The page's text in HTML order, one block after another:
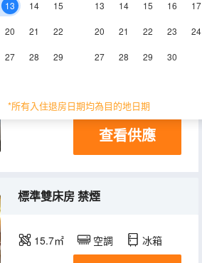
13 14 15
20 21 22
27 28 29
13 14 15 16 17
20 21 22 23 24
27 28 29 30
*所有入住退房日期均為目的地日期
連通雙床房
30㎡ 3-10層
查看供應
標準雙床房 禁煙
15.7㎡ 空調 冰箱